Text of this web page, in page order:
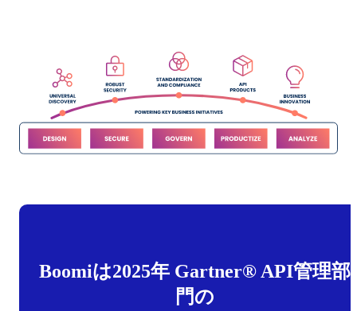
Boomiは2025年 Gartner® API管理部
門の